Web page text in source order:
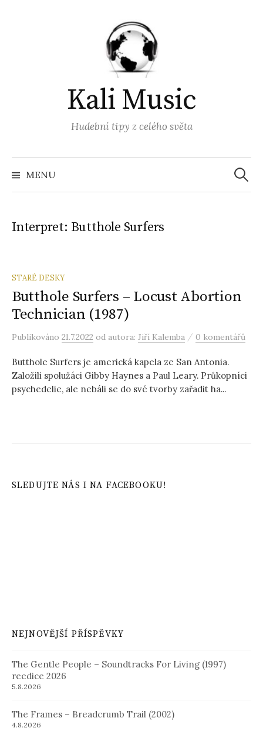
Kali Music
Hudební tipy z celého světa
MENU
Interpret: Butthole Surfers
STARÉ DESKY
Butthole Surfers – Locust Abortion
Technician (1987)
Publikováno 21.7.2022 od autora: Jiří Kalemba / 0 komentářů
Butthole Surfers je americká kapela ze San Antonia.
Založili spolužáci Gibby Haynes a Paul Leary. Průkopníci
psychedelie, ale nebáli se do své tvorby zařadit ha...
SLEDUJTE NÁS I NA FACEBOOKU!
NEJNOVĚJŠÍ PŘÍSPĚVKY
The Gentle People – Soundtracks For Living (1997)
reedice 2026
5.8.2026
The Frames – Breadcrumb Trail (2002)
4.8.2026